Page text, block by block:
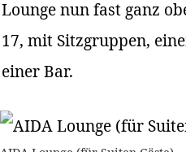
Lounge nun fast ganz
17, mit Sitzgruppen,
einer Bar.